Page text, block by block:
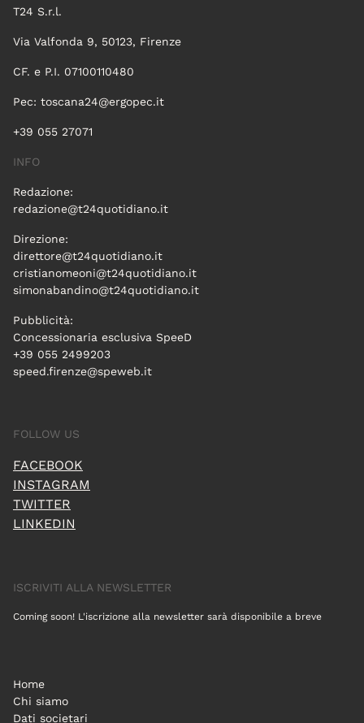
T24 S.r.l.
Via Valfonda 9, 50123, Firenze
CF. e P.I. 07100110480
Pec: toscana24@ergopec.it
+39 055 27071
INFO
Redazione:
redazione@t24quotidiano.it
Direzione:
direttore@t24quotidiano.it
cristianomeoni@t24quotidiano.it
simonabandino@t24quotidiano.it
Pubblicità:
Concessionaria esclusiva SpeeD
+39 055 2499203
speed.firenze@speweb.it
FOLLOW US
FACEBOOK
INSTAGRAM
TWITTER
LINKEDIN
ISCRIVITI ALLA NEWSLETTER
Coming soon! L'iscrizione alla newsletter sarà disponibile a breve
Home
Chi siamo
Dati societari